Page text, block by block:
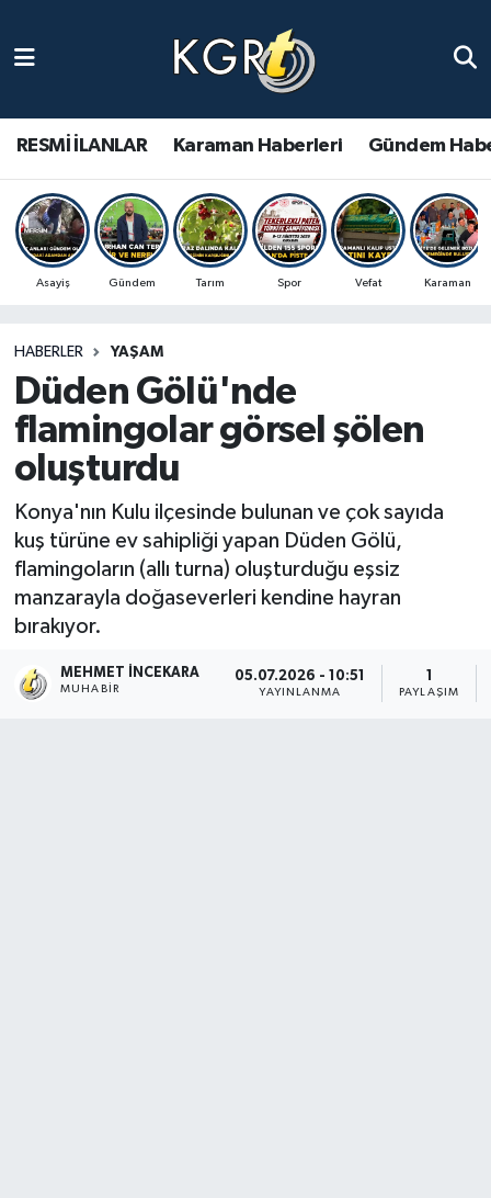
RESMİ İLANLAR Karaman Haberleri Gündem
Asayiş Gündem Tarım Spor Vefat Karaman
HABERLER YAŞAM
Düden Gölü'nde
flamingolar görsel şölen
oluşturdu
Konya'nın Kulu ilçesinde bulunan ve çok sayıda
kuş türüne ev sahipliği yapan Düden Gölü,
flamingoların (allı turna) oluşturduğu eşsiz
manzarayla doğaseverleri kendine hayran
bırakıyor.
MEHMET İNCEKARA
MUHABIR
05.07.2026 - 10:51
YAYINLANMA
1
PAYLAŞIM
Gündem Haberleri
Güncel Haberler
Spor Haberleri
Ulusal Haberler
Vefat Edenler